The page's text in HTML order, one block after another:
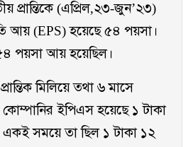
প্রান্তিকে (এপ্রিল,২৩-জুন’২৩)
আয় (EPS) হয়েছে ৫৪ পয়সা।
পয়সা আয় হয়েছিল।
মিলিয়ে তথা ৬ মাসে
ইপিএস হয়েছে ১ টাকা
সময়ে তা ছিল ১ টাকা ১২